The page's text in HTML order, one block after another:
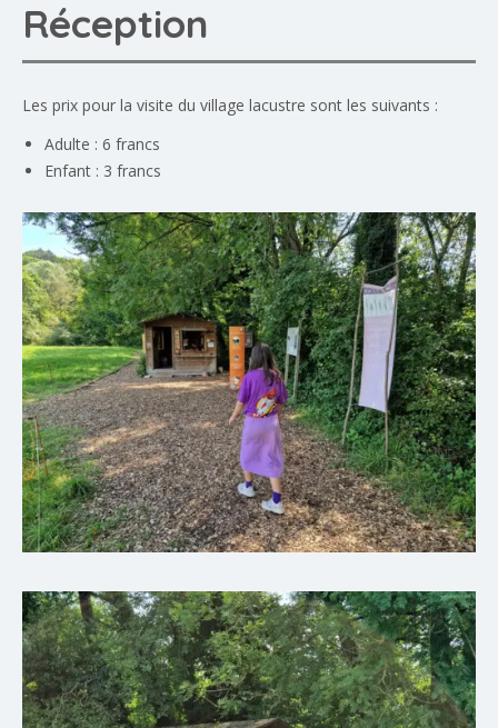
Réception
Les prix pour la visite du village lacustre sont les suivants :
Adulte : 6 francs
Enfant : 3 francs